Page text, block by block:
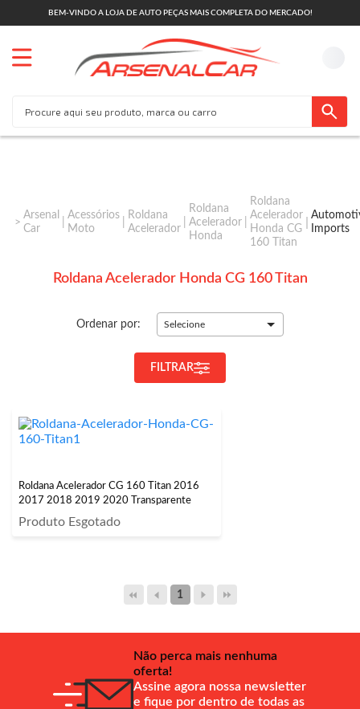
BEM-VINDO A LOJA DE AUTO PEÇAS MAIS COMPLETA DO MERCADO!
Arsenal
Car
Acessórios
Moto
Roldana
Acelerador
Roldana
Acelerador
Honda
Roldana
Acelerador
Honda CG
160 Titan
Imports
Roldana Acelerador Honda CG 160 Titan
Ordenar por: Selecione
FILTRAR
Roldana Acelerador CG 160 Titan 2016
2017 2018 2019 2020 Transparente
Produto Esgotado
1
Não perca mais nenhuma
oferta!
Assine agora nossa newsletter
e fique por dentro de todas as